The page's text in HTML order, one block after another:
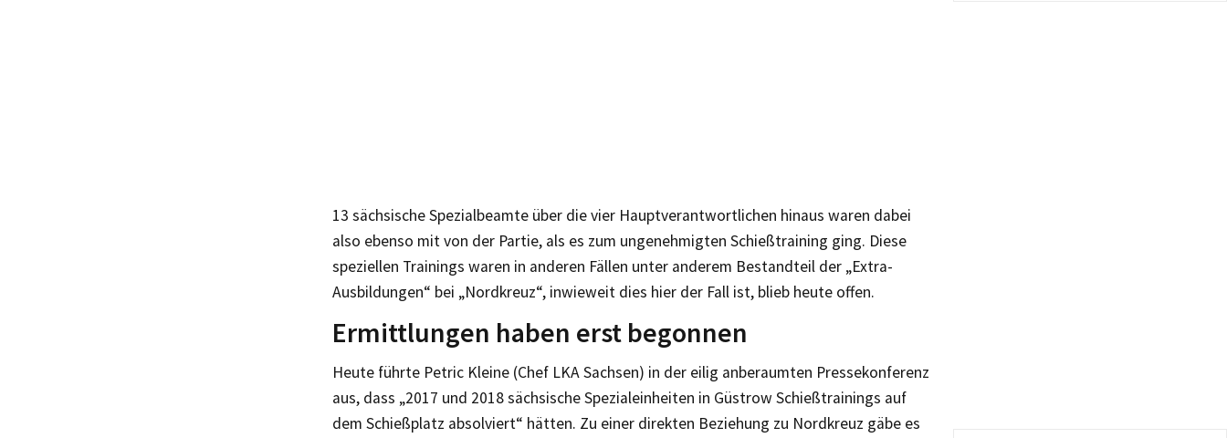
13 sächsische Spezialbeamte über die vier Hauptverantwortlichen hinaus waren dabei
also ebenso mit von der Partie, als es zum ungenehmigten Schießtraining ging. Diese
speziellen Trainings waren in anderen Fällen unter anderem Bestandteil der „Extra-
Ausbildungen“ bei „Nordkreuz“, inwieweit dies hier der Fall ist, blieb heute offen.
Ermittlungen haben erst begonnen
Heute führte Petric Kleine (Chef LKA Sachsen) in der eilig anberaumten Pressekonferenz
aus, dass „2017 und 2018 sächsische Spezialeinheiten in Güstrow Schießtrainings auf
dem Schießplatz absolviert“ hätten. Zu einer direkten Beziehung zu Nordkreuz gäbe es